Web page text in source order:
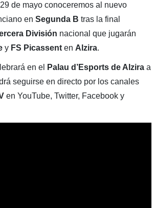
de mayo conoceremos al nuevo
en Segunda B tras la final
División nacional que jugarán
y FS Picassent en Alzira.
en el Palau d’Esports de Alziraa
seguirse en directo por los canales
en YouTube, Twitter, Facebook y